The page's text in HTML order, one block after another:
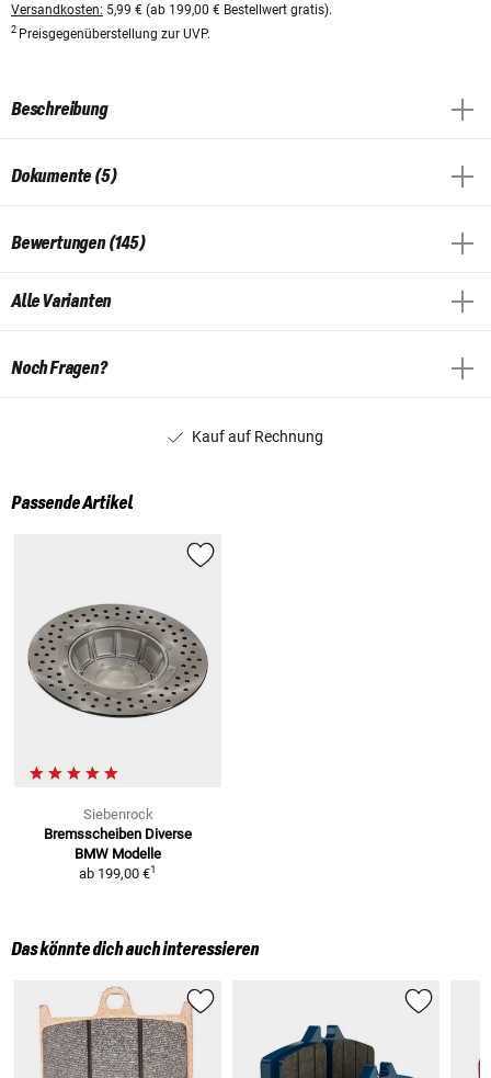
Versandkosten: 5,99 € (ab 199,00 € Bestellwert gratis).
2 Preisgegenüberstellung zur UVP.
Beschreibung
Dokumente (5)
Bewertungen (145)
Alle Varianten
Noch Fragen?
Kauf auf Rechnung
Passende Artikel
Siebenrock
Bremsscheiben Diverse
BMW Modelle
ab 199,00 €1
Das könnte dich auch interessieren